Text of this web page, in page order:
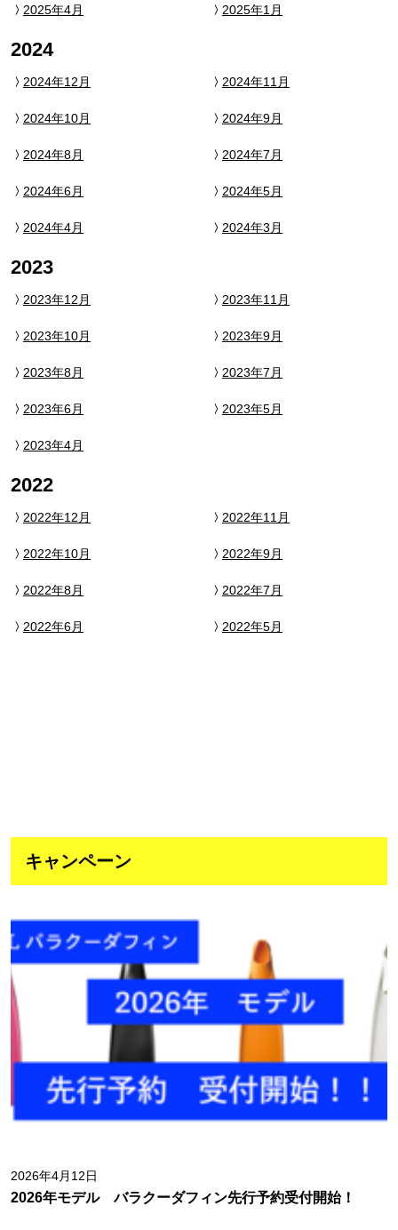
2025年4月 2025年1月
2024
2024年12月 2024年11月
2024年10月 2024年9月
2024年8月 2024年7月
2024年6月 2024年5月
2024年4月 2024年3月
2023
2023年12月 2023年11月
2023年10月 2023年9月
2023年8月 2023年7月
2023年6月 2023年5月
2023年4月
2022
2022年12月 2022年11月
2022年10月 2022年9月
2022年8月 2022年7月
2022年6月 2022年5月
キャンペーン
2026年4月12日
2026年モデル バラクーダフィン先行予約受付開始！